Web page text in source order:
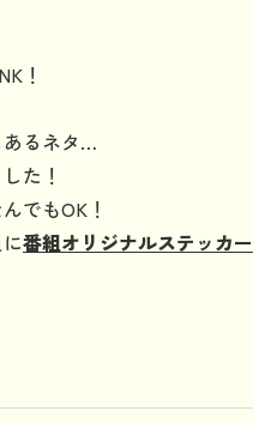
！
あるネタ…
た！
でもOK！
番組オリジナルステッカー